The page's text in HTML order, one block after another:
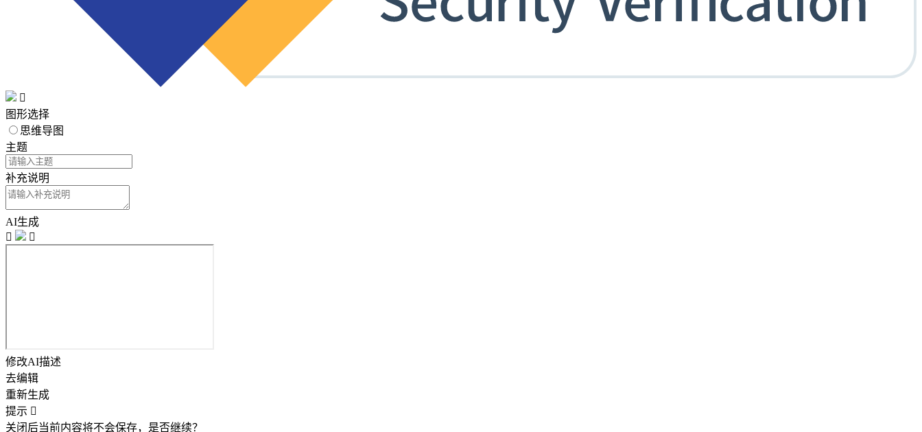

图形选择
思维导图
主题
补充说明
AI生成


修改AI描述
去编辑
重新生成
提示 
关闭后当前内容将不会保存，是否继续？